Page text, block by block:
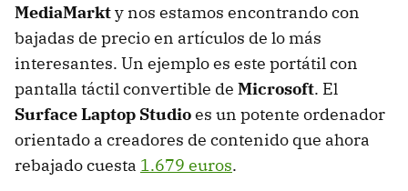
MediaMarkty nos estamos encontrando con
bajadas de precio en artículos de lo más
interesantes. Un ejemplo es este portátil con
pantalla táctil convertible de Microsoft. El
Surface Laptop Studioes un potente ordenador
orientado a creadores de contenido que ahora
rebajado cuesta 1.679 euros.